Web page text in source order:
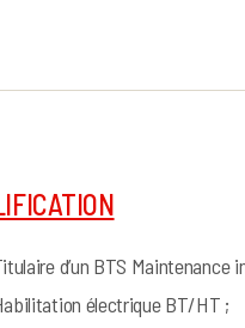
d’un BTS Maintenance
électrique BT/HT ;